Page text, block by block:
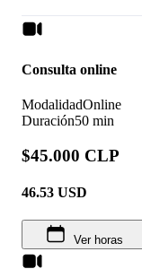
Consulta online
ModalidadOnline
Duración50 min
$45.000 CLP
46.53 USD
Ver horas